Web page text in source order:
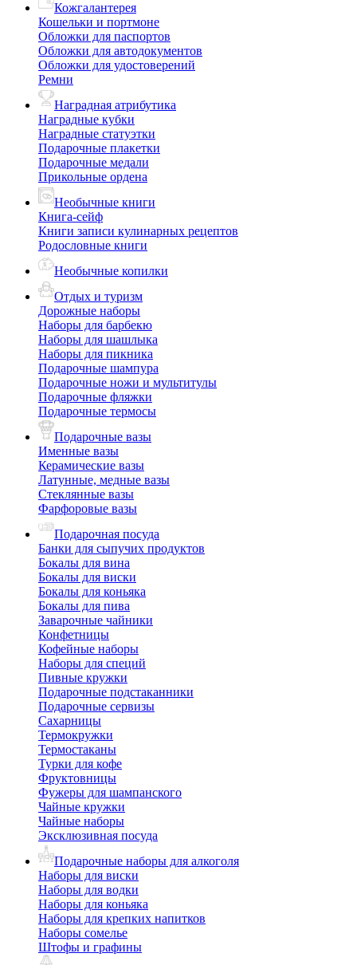
Кожгалантерея
Кошельки и портмоне
Обложки для паспортов
Обложки для автодокументов
Обложки для удостоверений
Ремни
Наградная атрибутика
Наградные кубки
Наградные статуэтки
Подарочные плакетки
Подарочные медали
Прикольные ордена
Необычные книги
Книга-сейф
Книги записи кулинарных рецептов
Родословные книги
Необычные копилки
Отдых и туризм
Дорожные наборы
Наборы для барбекю
Наборы для шашлыка
Наборы для пикника
Подарочные шампура
Подарочные ножи и мультитулы
Подарочные фляжки
Подарочные термосы
Подарочные вазы
Именные вазы
Керамические вазы
Латунные, медные вазы
Стеклянные вазы
Фарфоровые вазы
Подарочная посуда
Банки для сыпучих продуктов
Бокалы для вина
Бокалы для виски
Бокалы для коньяка
Бокалы для пива
Заварочные чайники
Конфетницы
Кофейные наборы
Наборы для специй
Пивные кружки
Подарочные подстаканники
Подарочные сервизы
Сахарницы
Термокружки
Термостаканы
Турки для кофе
Фруктовницы
Фужеры для шампанского
Чайные кружки
Чайные наборы
Эксклюзивная посуда
Подарочные наборы для алкоголя
Наборы для виски
Наборы для водки
Наборы для коньяка
Наборы для крепких напитков
Наборы сомелье
Штофы и графины